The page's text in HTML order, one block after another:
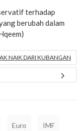
terhadap
berubah dalam
NAIK DARI KUBANGAN
Euro IMF